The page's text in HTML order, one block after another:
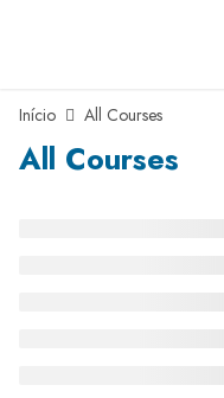
Início All Courses
All Courses